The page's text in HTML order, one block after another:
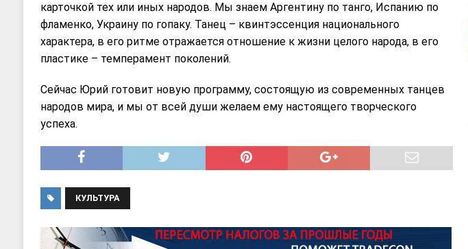
карточкой тех или иных народов. Мы знаем Аргентину по танго, Испанию по
фламенко, Украину по гопаку. Танец – квинтэссенция национального
характера, в его ритме отражается отношение к жизни целого народа, в его
пластике – темперамент поколений.
Сейчас Юрий готовит новую программу, состоящую из современных танцев
народов мира, и мы от всей души желаем ему настоящего творческого
успеха.
КУЛЬТУРА